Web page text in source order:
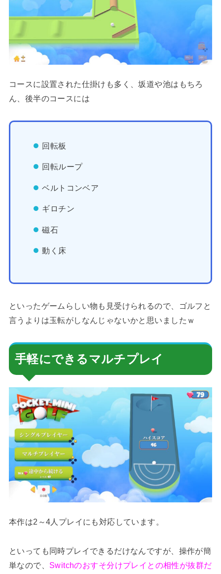
コースに設置された仕掛けも多く、坂道や池はもちろ
ん、後半のコースには
回転板
回転ループ
ベルトコンベア
ギロチン
磁石
動く床
といったゲームらしい物も見受けられるので、ゴルフと
言うよりは玉転がしなんじゃないかと思いましたｗ
手軽にできるマルチプレイ
本作は2～4人プレイにも対応しています。
といっても同時プレイできるだけなんですが、操作が簡
単なので、 Switchのおすそ分けプレイとの相性が抜群だ